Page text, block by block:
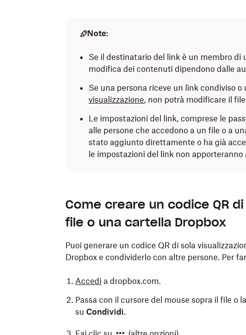
Note:
Se il destinatario del link è un membro di
modifica dei contenuti dipendono dalle
Se una persona riceve un link condiviso o
visualizzazione, non potrà modificare il
Le impostazioni del link, comprese le
alle persone che accedono a un file o a
stato aggiunto direttamente o ha già
le impostazioni del link non
Come creare un codice QR
file o una cartella Dropbox
Puoi generare un codice QR di sola
Dropbox e condividerlo con altre persone. Per
Accedi a dropbox.com.
Passa con il cursore del mouse sopra il file o
su Condividi.